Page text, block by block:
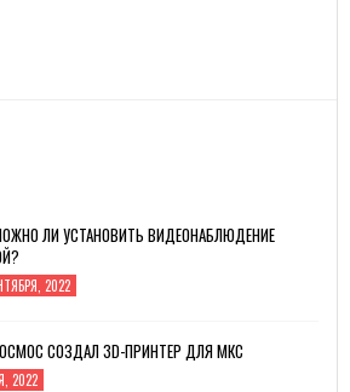
ЛИ УСТАНОВИТЬ ВИДЕОНАБЛЮДЕНИЕ
2022
СОЗДАЛ 3D-ПРИНТЕР ДЛЯ МКС
2022